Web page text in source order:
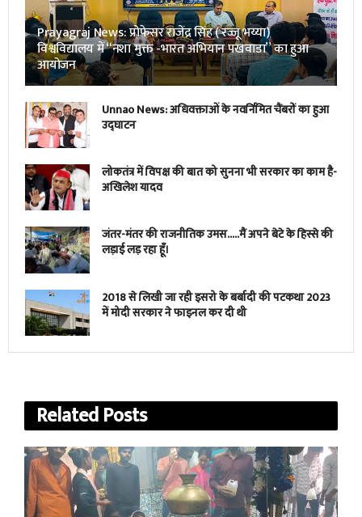
Prayagraj News: प्रोफेसर राजेंद्र सिंह ( रज्जू भय्या)
विश्वविद्यालय में “नशा मुक्त -भारत अभियान पखवाडा” का हुआ
आयोजन
Unnao News: अधिवक्ताओं के नवर्निमित चैंबरों का हुआ
उद्घाटन
लोकतंत्र में विपक्ष की बात को सुनना भी सरकार का काम है-
अखिलेश यादव
जंतर-मंतर की राजनीतिक उमस…..मैं अपने बेटे के हिस्से की
लड़ाई लड़ रहा हूँ।
2018 से लिखी जा रही इसरो के बर्बादी की पटकथा 2023
में मोदी सरकार ने फाइनल कर दी थी
RelatedPosts